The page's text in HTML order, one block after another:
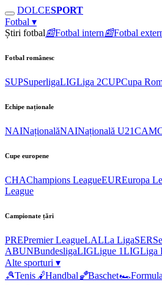
DOLCESPORT
Fotbal ▾
Știri fotbal📰Fotbal intern📰Fotbal
Fotbal românesc
SUPSuperligaLIGLiga 2CUPCupa
Echipe naționale
NAINaționalăNAINațională U21CAM
Cupe europene
CHAChampions LeagueEUREuropa
League
Campionate țări
PREPremier LeagueLALLa LigaSER
ABUNBundesligaLIGLigue 1LIGLiga
Alte sporturi ▾
🎾Tenis 🤾Handbal🏀Baschet🏎